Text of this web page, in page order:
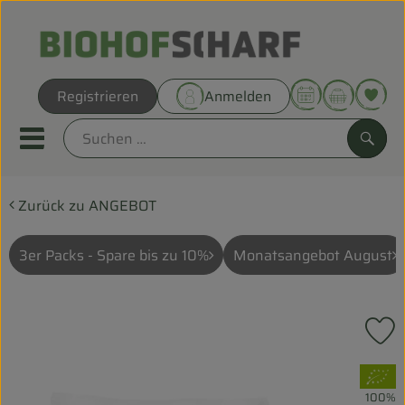
Registrieren Anmelden
Mobiles Menu öffnen oder
Direkt vom Hof
Biokörbe
Zurück zu ANGEBOT
3er Packs - Spare bis zu 10% Monatsangebot August
, Verband:
100%